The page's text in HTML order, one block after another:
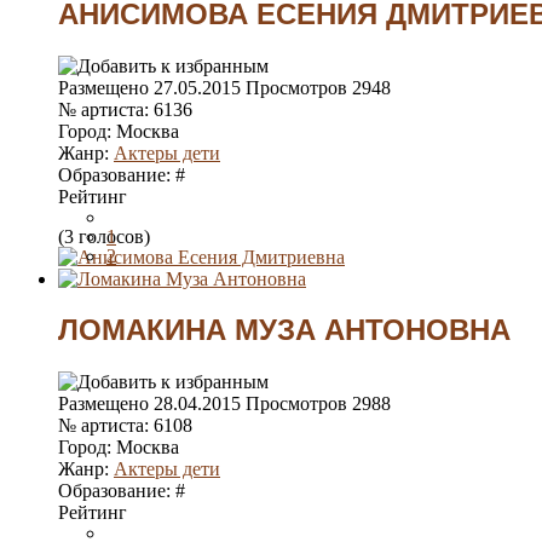
АНИСИМОВА ЕСЕНИЯ
Размещено 27.05.2015 Просмотров 2948
№ артиста: 6136
Город: Москва
Жанр: Актеры дети
Образование: #
Рейтинг
1
2
3
4
(3 голосов)
ЛОМАКИНА МУЗА АНТОНОВНА
Размещено 28.04.2015 Просмотров 2988
№ артиста: 6108
Город: Москва
Жанр: Актеры дети
Образование: #
Рейтинг